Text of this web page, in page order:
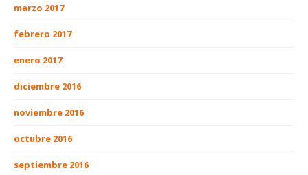
marzo 2017
febrero 2017
enero 2017
diciembre 2016
noviembre 2016
octubre 2016
septiembre 2016